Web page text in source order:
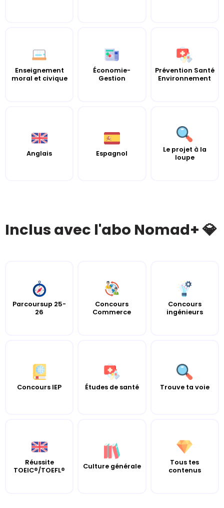
Enseignement
moral et civique
Économie-
Gestion
Prévention Santé
Environnement
Anglais Espagnol
Le projet à la
loupe
Inclus avec l'abo Nomad+ 💎
Parcoursup 25-
26
Concours
Commerce
Concours
ingénieurs
Concours IEP Études de santé Trouve ta voie
Réussite
TOEIC®/TOEFL®
Culture générale
Tous tes
contenus